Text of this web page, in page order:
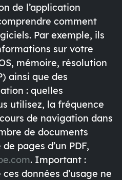
de l’application
comment
Par exemple, ils
sur votre
mémoire, résolution
ainsi que des
: quelles
utilisez, la fréquence
de navigation dans
de documents
pages d’un PDF,
. Important :
données d’usage ne